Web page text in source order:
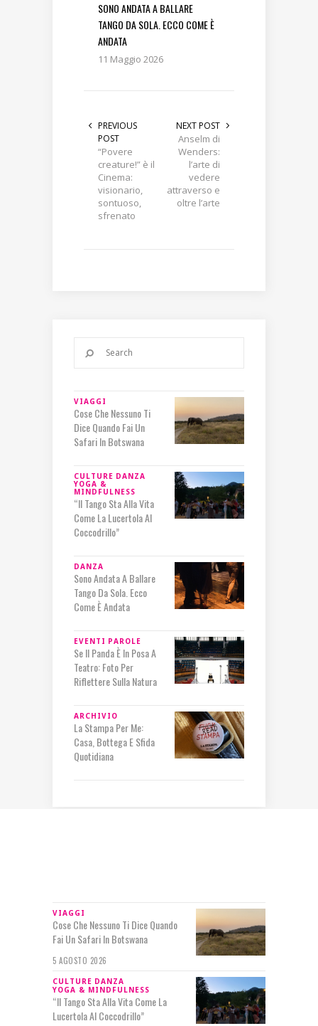
SONO ANDATA A BALLARE
TANGO DA SOLA. ECCO COME È
ANDATA
11 Maggio 2026
PREVIOUS
POST
“Povere
creature!” è il
Cinema:
visionario,
sontuoso,
sfrenato
NEXT POST
Anselm di
Wenders:
l’arte di
vedere
attraverso e
oltre l’arte
VIAGGI
Cose Che Nessuno Ti
Dice Quando Fai Un
Safari In Botswana
CULTURE DANZA
YOGA &
MINDFULNESS
“Il Tango Sta Alla Vita
Come La Lucertola Al
Coccodrillo”
DANZA
Sono Andata A Ballare
Tango Da Sola. Ecco
Come È Andata
EVENTI PAROLE
Se Il Panda È In Posa A
Teatro: Foto Per
Riflettere Sulla Natura
ARCHIVIO
La Stampa Per Me:
Casa, Bottega E Sfida
Quotidiana
VIAGGI
Cose Che Nessuno Ti Dice Quando
Fai Un Safari In Botswana
5 AGOSTO 2026
CULTURE DANZA
YOGA & MINDFULNESS
“Il Tango Sta Alla Vita Come La
Lucertola Al Coccodrillo”